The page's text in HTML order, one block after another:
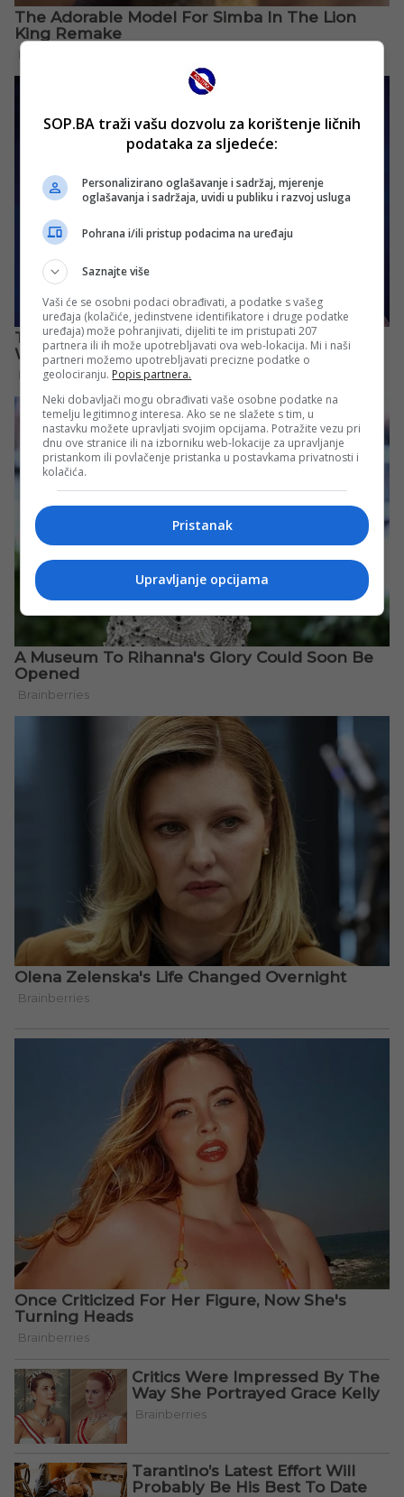
SOP.BA traži vašu dozvolu za korištenje ličnih
podataka za sljedeće:
Personalizirano oglašavanje i sadržaj, mjerenje
oglašavanja i sadržaja, uvidi u publiku i razvoj usluga
Pohrana i/ili pristup podacima na uređaju
Saznajte više
Vaši će se osobni podaci obrađivati, a podatke s vašeg
uređaja (kolačiće, jedinstvene identifikatore i druge podatke
uređaja) može pohranjivati, dijeliti te im pristupati 207
partnera ili ih može upotrebljavati ova web-lokacija. Mi i naši
partneri možemo upotrebljavati precizne podatke o
geolociranju. Popis partnera.
Neki dobavljači mogu obrađivati vaše osobne podatke na
temelju legitimnog interesa. Ako se ne slažete s tim, u
nastavku možete upravljati svojim opcijama. Potražite vezu pri
dnu ove stranice ili na izborniku web-lokacije za upravljanje
pristankom ili povlačenje pristanka u postavkama privatnosti i
kolačića.
Pristanak
Upravljanje opcijama